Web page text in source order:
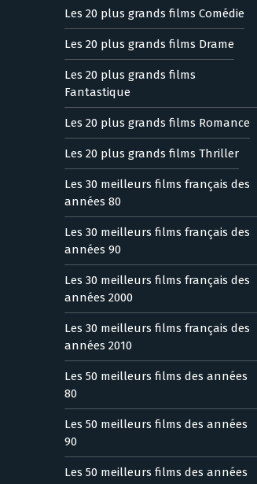
Les 20 plus grands films Comédie
Les 20 plus grands films Drame
Les 20 plus grands films
Fantastique
Les 20 plus grands films Romance
Les 20 plus grands films Thriller
Les 30 meilleurs films français des
années 80
Les 30 meilleurs films français des
années 90
Les 30 meilleurs films français des
années 2000
Les 30 meilleurs films français des
années 2010
Les 50 meilleurs films des années
80
Les 50 meilleurs films des années
90
Les 50 meilleurs films des années